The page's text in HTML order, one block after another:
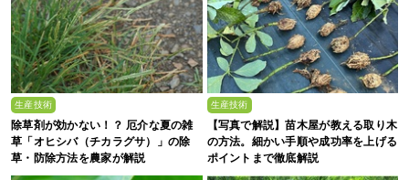
生産技術
除草剤が効かない！？ 厄介な夏の雑
草「オヒシバ（チカラグサ）」の除
草・防除方法を農家が解説
生産技術
【写真で解説】苗木屋が教える取り木
の方法。細かい手順や成功率を上げる
ポイントまで徹底解説